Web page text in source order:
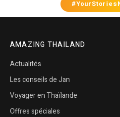
AMAZING THAILAND
Actualités
Les conseils de Jan
Voyager en Thaïlande
Offres spéciales